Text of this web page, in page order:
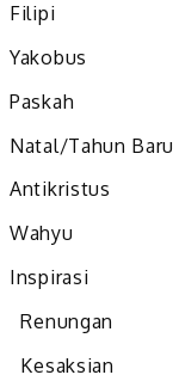
Filipi
Yakobus
Paskah
Natal/Tahun Baru
Antikristus
Wahyu
Inspirasi
Renungan
Kesaksian